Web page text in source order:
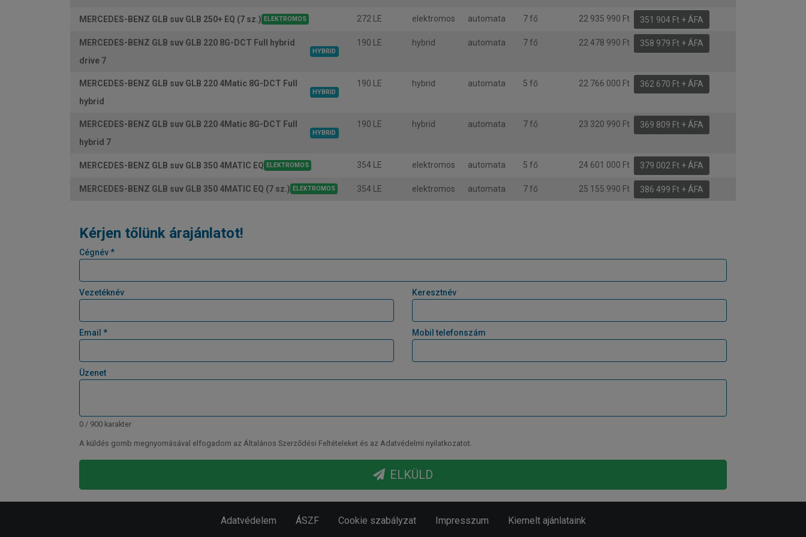
MERCEDES-BENZ GLB suv GLB 250+ EQ (7 sz.) ELEKTROMOS 272 LE elektromos automata 7 fő 22 935 990 Ft 351 904 Ft + ÁFA
MERCEDES-BENZ GLB suv GLB 220 8G-DCT Full hybrid
drive 7
HYBRID
190 LE hybrid automata 7 fő 22 478 990 Ft 358 979 Ft + ÁFA
MERCEDES-BENZ GLB suv GLB 220 4Matic 8G-DCT Full
hybrid
HYBRID
190 LE hybrid automata 5 fő 22 766 000 Ft 362 670 Ft + ÁFA
MERCEDES-BENZ GLB suv GLB 220 4Matic 8G-DCT Full
hybrid 7
HYBRID
190 LE hybrid automata 7 fő 23 320 990 Ft 369 809 Ft + ÁFA
MERCEDES-BENZ GLB suv GLB 350 4MATIC EQ ELEKTROMOS 354 LE elektromos automata 5 fő 24 601 000 Ft 379 002 Ft + ÁFA
MERCEDES-BENZ GLB suv GLB 350 4MATIC EQ (7 sz.) ELEKTROMOS 354 LE elektromos automata 7 fő 25 155 990 Ft 386 499 Ft + ÁFA
Kérjen tőlünk árajánlatot!
Cégnév *
Vezetéknév Keresztnév
Email * Mobil telefonszám
Üzenet
0 / 900 karakter
A küldés gomb megnyomásával elfogadom az Általános Szerződési Feltételeket és az Adatvédelmi nyilatkozatot.
ELKÜLD
Adatvédelem ÁSZF Cookie szabályzat Impresszum Kiemelt ajánlataink